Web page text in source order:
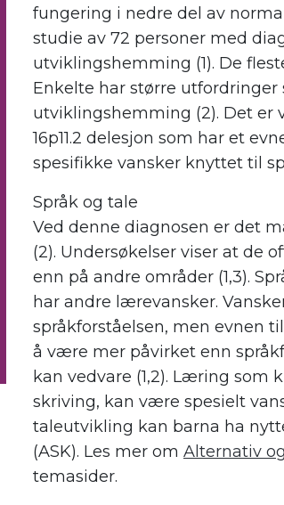
fungering i nedre del av
studie av 72 personer med
utviklingshemming (1). De
Enkelte har større
utviklingshemming (2). Det er
16p11.2 delesjon som har et
spesifikke vansker knyttet til
Språk og tale
Ved denne diagnosen er det
(2). Undersøkelser viser at de
enn på andre områder (1,3).
har andre lærevansker.
språkforståelsen, men evnen
å være mer påvirket enn
kan vedvare (1,2). Læring som
skriving, kan være spesielt
taleutvikling kan barna ha
(ASK). Les mer om Alternativ
temasider.